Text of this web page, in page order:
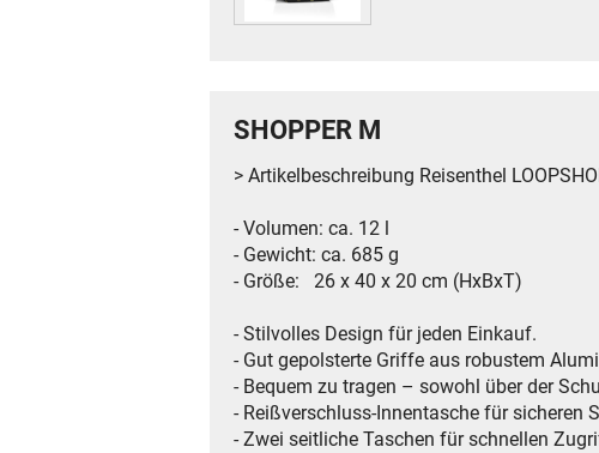
SHOPPER M
> Artikelbeschreibung Reisenthel
- Volumen: ca. 12 l
- Gewicht: ca. 685 g
- Größe: 26 x 40 x 20 cm (HxBxT)
- Stilvolles Design für jeden Einkauf.
- Gut gepolsterte Griffe aus robustem
- Bequem zu tragen – sowohl über der
- Reißverschluss-Innentasche für sicheren
- Zwei seitliche Taschen für schnellen